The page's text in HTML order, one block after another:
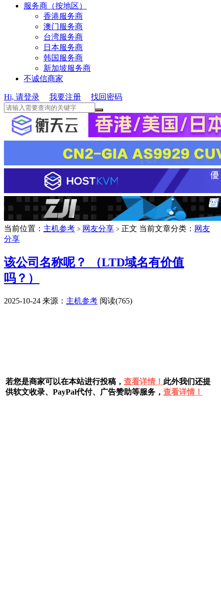
服务商（按地区）
香港服务商
澳门服务商
台湾服务商
日本服务商
韩国服务商
新加坡服务商
不诚信商家
Hi, 请登录 我要注册 找回密码
当前位置： 主机参考 > 网友分享 > 正文 当前文章分类： 网友
分享
该公司名称呢？ （LTD域名有价值
吗？）
2025-10-24 来源： 主机参考 阅读(765)
若您是商家可以在本站进行投稿， 查看详情！ 此外我们还提
供软文收录、PayPal代付、广告赞助等服务， 查看详情！